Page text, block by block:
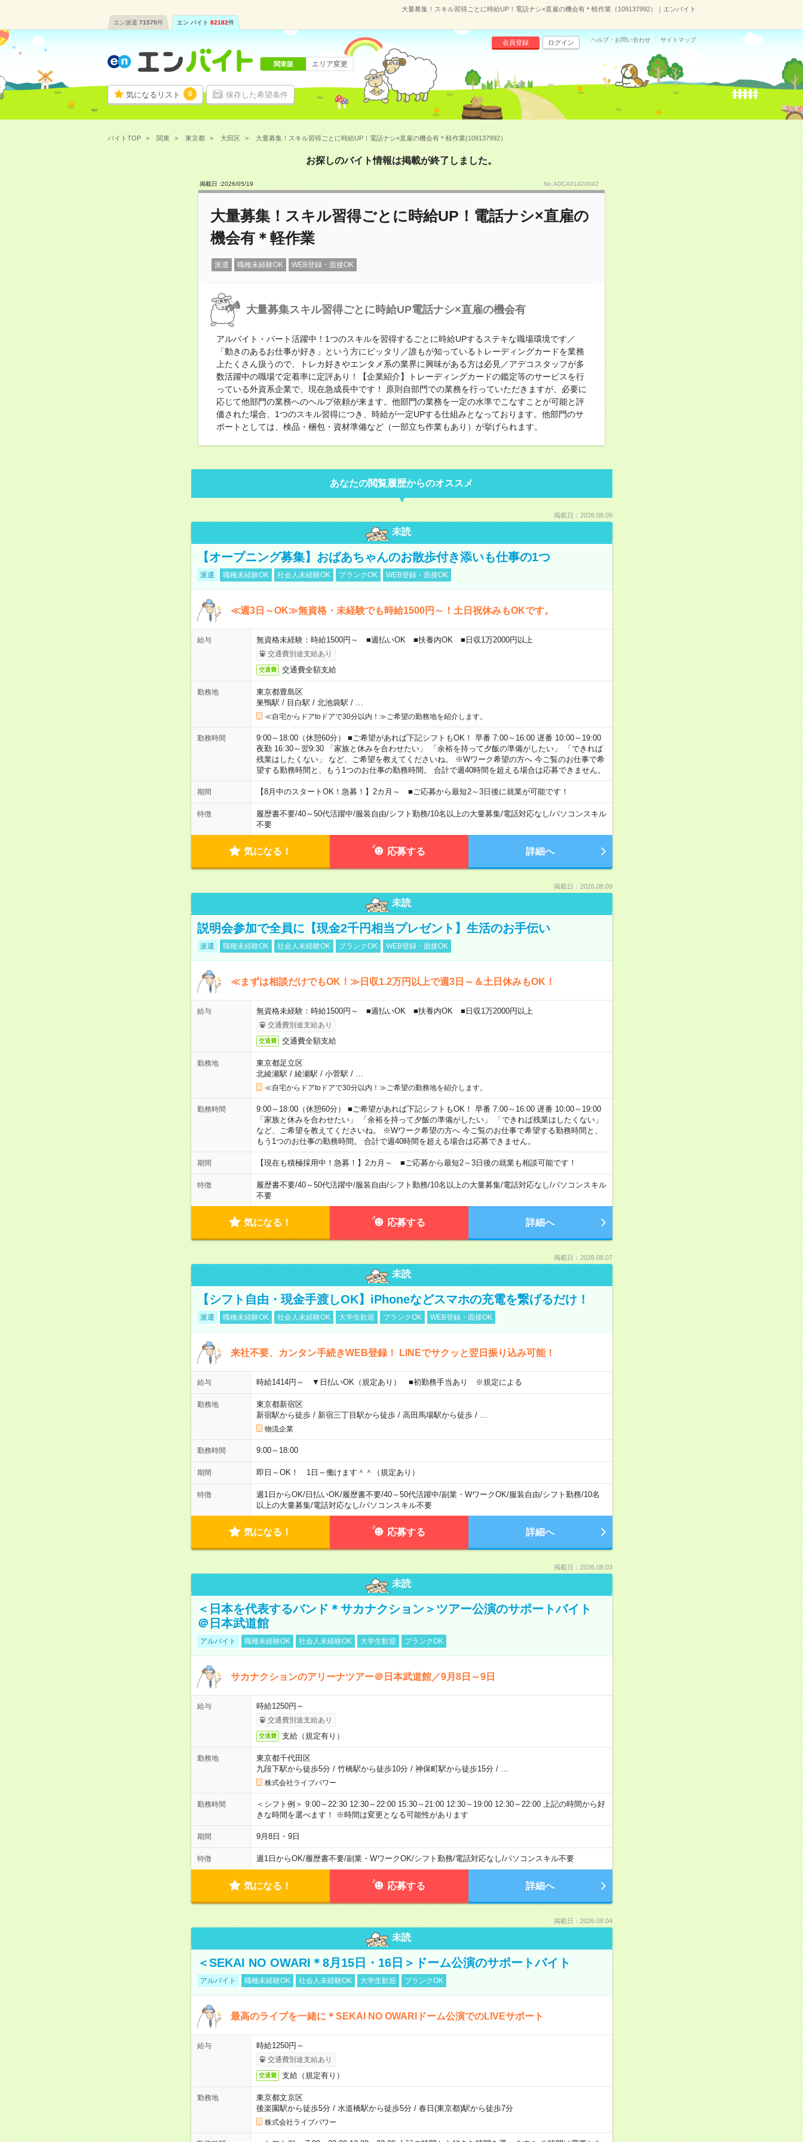
大量募集！スキル習得ごとに時給UP！電話ナシ×直雇の機会有＊軽作業（109137992）｜エンバイト
エン派遣 71570件 エン バイト 82182件
気になるリスト 0 保存した希望条件
会員登録 ログイン ヘルプ・お問い合わせ サイトマップ
関東版 エリア変更
バイトTOP 関東 東京都 大田区 大量募集！スキル習得ごとに時給UP！電話ナシ×直雇の機会有＊軽作業(109137992）
お探しのバイト情報は掲載が終了しました。
掲載日 :2026/05/19 No.ADCA01420042
大量募集！スキル習得ごとに時給UP！電話ナシ×直雇の
機会有＊軽作業
派遣 職種未経験OK WEB登録・面接OK
大量募集スキル習得ごとに時給UP電話ナシ×直雇の機会有
アルバイト・パート活躍中！1つのスキルを習得するごとに時給UPするステキな職場環境です／
「動きのあるお仕事が好き」という方にピッタリ／誰もが知っているトレーディングカードを業務
上たくさん扱うので、トレカ好きやエンタメ系の業界に興味がある方は必見／アデコスタッフが多
数活躍中の職場で定着率に定評あり！【企業紹介】トレーディングカードの鑑定等のサービスを行
っている外資系企業で、現在急成長中です！ 原則自部門での業務を行っていただきますが、必要に
応じて他部門の業務へのヘルプ依頼が来ます。他部門の業務を一定の水準でこなすことが可能と評
価された場合、1つのスキル習得につき、時給が一定UPする仕組みとなっております。他部門のサ
ポートとしては、検品・梱包・資材準備など（一部立ち作業もあり）が挙げられます。
あなたの閲覧履歴からのオススメ
掲載日：2026.08.09
未読
【オープニング募集】おばあちゃんのお散歩付き添いも仕事の1つ
派遣 職種未経験OK 社会人未経験OK ブランクOK WEB登録・面接OK
≪週3日～OK≫無資格・未経験でも時給1500円～！土日祝休みもOKです。
給与 無資格未経験：時給1500円～ ■週払いOK ■扶養内OK ■日収1万2000円以上
交通費別途支給あり
交通費 交通費全額支給
勤務地
東京都豊島区
巣鴨駅 / 目白駅 / 北池袋駅 /
≪自宅からドアtoドアで30分以内！≫ご希望の勤務地を紹介します。
勤務時間
9:00～18:00（休憩60分） ■ご希望があれば下記シフトもOK！ 早番 7:00～16:00 遅番 10:00～19:00
夜勤 16:30～翌9:30 「家族と休みを合わせたい」 「余裕を持って夕飯の準備がしたい」 「できれば
残業はしたくない」 など、ご希望を教えてくださいね。 ※Wワーク希望の方へ 今ご覧のお仕事で希
望する勤務時間と、もう1つのお仕事の勤務時間。 合計で週40時間を超える場合は応募できません。
期間 【8月中のスタートOK！急募！】2カ月～ ■ご応募から最短2～3日後に就業が可能です！
特徴 履歴書不要/40～50代活躍中/服装自由/シフト勤務/10名以上の大量募集/電話対応なし/パソコンスキル
不要
気になる！ 応募する 詳細へ
掲載日：2026.08.09
未読
説明会参加で全員に【現金2千円相当プレゼント】生活のお手伝い
派遣 職種未経験OK 社会人未経験OK ブランクOK WEB登録・面接OK
≪まずは相談だけでもOK！≫日収1.2万円以上で週3日～＆土日休みもOK！
給与 無資格未経験：時給1500円～ ■週払いOK ■扶養内OK ■日収1万2000円以上
交通費別途支給あり
交通費 交通費全額支給
勤務地
東京都足立区
北綾瀬駅 / 綾瀬駅 / 小菅駅 /
≪自宅からドアtoドアで30分以内！≫ご希望の勤務地を紹介します。
勤務時間
9:00～18:00（休憩60分） ■ご希望があれば下記シフトもOK！ 早番 7:00～16:00 遅番 10:00～19:00
「家族と休みを合わせたい」 「余裕を持って夕飯の準備がしたい」 「できれば残業はしたくない」
など、ご希望を教えてくださいね。 ※Wワーク希望の方へ 今ご覧のお仕事で希望する勤務時間と、
もう1つのお仕事の勤務時間。 合計で週40時間を超える場合は応募できません。
期間 【現在も積極採用中！急募！】2カ月～ ■ご応募から最短2～3日後の就業も相談可能です！
特徴 履歴書不要/40～50代活躍中/服装自由/シフト勤務/10名以上の大量募集/電話対応なし/パソコンスキル
不要
気になる！ 応募する 詳細へ
掲載日：2026.08.07
未読
【シフト自由・現金手渡しOK】iPhoneなどスマホの充電を繋げるだけ！
派遣 職種未経験OK 社会人未経験OK 大学生歓迎 ブランクOK WEB登録・面接OK
来社不要、カンタン手続きWEB登録！ LINEでサクッと翌日振り込み可能！
給与 時給1414円～ ▼日払いOK（規定あり） ■初勤務手当あり ※規定による
勤務地
東京都新宿区
新宿駅から徒歩/ 新宿三丁目駅から徒歩/ 高田馬場駅から徒歩/
物流企業
勤務時間 9:00～18:00
期間 即日～OK！ 1日～働けます＾＾（規定あり）
特徴 週1日からOK/日払いOK/履歴書不要/40～50代活躍中/副業・WワークOK/服装自由/シフト勤務/10名
以上の大量募集/電話対応なし/パソコンスキル不要
気になる！ 応募する 詳細へ
掲載日：2026.08.03
未読
＜日本を代表するバンド＊サカナクション＞ツアー公演のサポートバイト
＠日本武道館
アルバイト 職種未経験OK 社会人未経験OK 大学生歓迎 ブランクOK
サカナクションのアリーナツアー＠日本武道館／9月8日～9日
給与 時給1250円～
交通費別途支給あり
交通費 支給（規定有り）
勤務地
東京都千代田区
九段下駅から徒歩5分/ 竹橋駅から徒歩10分/ 神保町駅から徒歩15分/
株式会社ライブパワー
勤務時間
＜シフト例＞ 9:00～22:30 12:30～22:00 15:30～21:00 12:30～19:00 12:30～22:00 上記の時間から好
きな時間を選べます！ ※時間は変更となる可能性があります
期間 9月8日・9日
特徴 週1日からOK/履歴書不要/副業・WワークOK/シフト勤務/電話対応なし/パソコンスキル不要
気になる！ 応募する 詳細へ
掲載日：2026.08.04
未読
＜SEKAI NO OWARI＊8月15日・16日＞ドーム公演のサポートバイト
アルバイト 職種未経験OK 社会人未経験OK 大学生歓迎 ブランクOK
最高のライブを一緒に＊SEKAI NO OWARIドーム公演でのLIVEサポート
給与 時給1250円～
交通費別途支給あり
交通費 支給（規定有り）
勤務地
東京都文京区
後楽園駅から徒歩5分/ 水道橋駅から徒歩5分/ 春日(東京都)駅から徒歩7分
株式会社ライブパワー